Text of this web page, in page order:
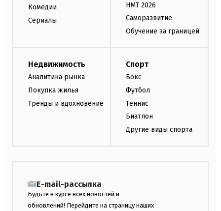
Комедии
Сериалы
НМТ 2026
Саморазвитие
Обучение за границей
Недвижимость
Аналитика рынка
Покупка жилья
Тренды и вдохновение
Спорт
Бокс
Футбол
Теннис
Биатлон
Другие виды спорта
E-mail-рассылка
Будьте в курсе всех новостей и
обновлений! Перейдите на страницу наших